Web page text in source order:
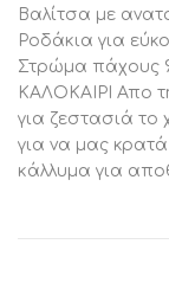
Βαλίτσα με
Ροδάκια για
Στρώμα πάχους
ΚΑΛΟΚΑΙΡΙ Απο
για ζεστασιά το
για να μας
κάλλυμα για